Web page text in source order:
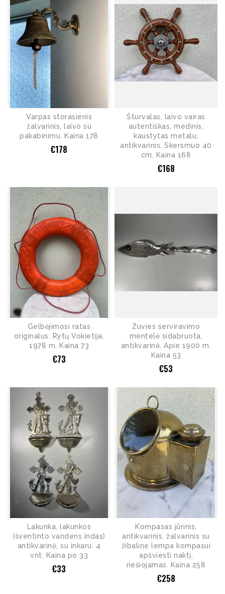
Varpas storasienis
žalvarinis, laivo su
pakabinimu. Kaina 178
€178
Šturvalas, laivo vairas
autentiškas, medinis,
kaustytas metalu,
antikvarinis. Skersmuo 40
cm. Kaina 168
€168
Gelbėjimosi ratas
originalus. Rytų Vokietija.
1978 m. Kaina 73
€73
Žuvies serviravimo
mentelė sidabruota,
antikvarinė. Apie 1900 m.
Kaina 53
€53
Lakunka, lakunkos
(šventinto vandens indas)
antikvarinė, su inkaru. 4
vnt. Kaina po 33
€33
Kompasas jūrinis,
antikvarinis, žalvarinis su
žibaline lempa kompasui
apšviesti naktį,
nešiojamas. Kaina 258
€258